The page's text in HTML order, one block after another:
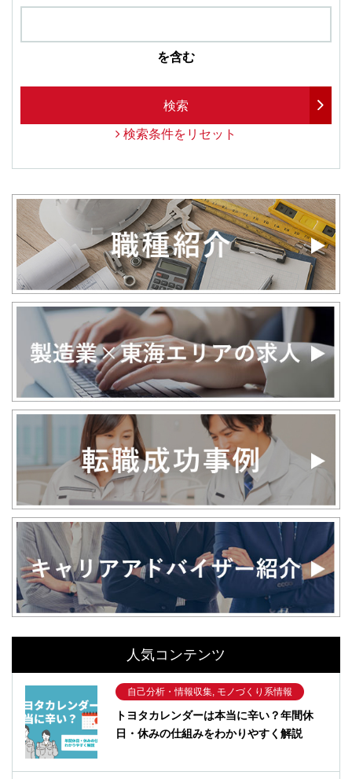
を含む
検索
検索条件をリセット
人気コンテンツ
自己分析・情報収集, モノづくり系情報
トヨタカレンダーは本当に辛い？年間休
日・休みの仕組みをわかりやすく解説